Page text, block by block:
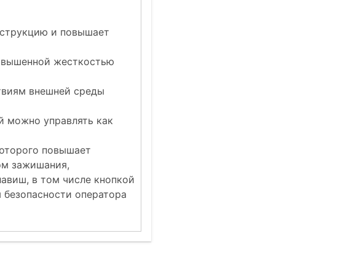
и повышает
жесткостью
внешней среды
можно управлять как
повышает
зажишания,
в том числе кнопкой
оператора